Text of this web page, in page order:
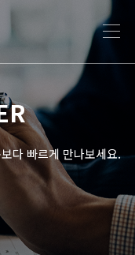
다 빠르게 만나보세요.